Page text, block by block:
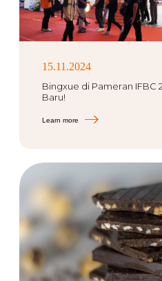
15.11.2024
Bingxue di Pameran IFBC
Baru!
Learn more